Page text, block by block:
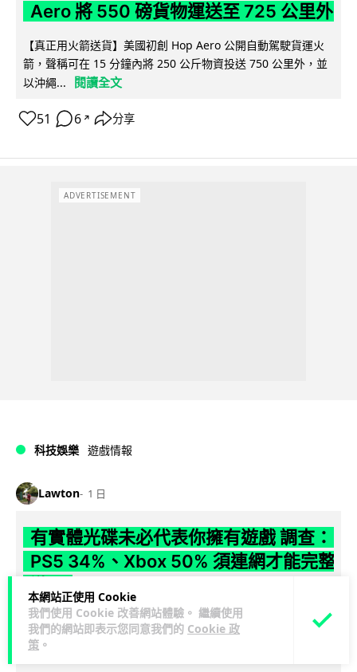
本網站正使用 Cookie
我們使用 Cookie 改善網站體驗。 繼續使用
我們的網站即表示您同意我們的 Cookie 政
策 。
Aero 將 550 磅貨物運送至 725 公里外
【真正用火箭送貨】美國初創 Hop Aero 公開自動駕駛貨運火
箭，聲稱可在 15 分鐘內將 250 公斤物資投送 750 公里外，並
以沖繩...
閱讀全文
51 6 ↗ 分享
ADVERTISEMENT
科技娛樂 遊戲情報
Lawton 1 日
有實體光碟未必代表你擁有遊戲 調查：
PS5 34%、Xbox 50% 須連網才能完整
【就算有光碟，也未必代表擁有遊戲】有調查發現，34% PS5
實體遊戲及 50% Xbox Series X 實體遊戲在完全斷網下無法完